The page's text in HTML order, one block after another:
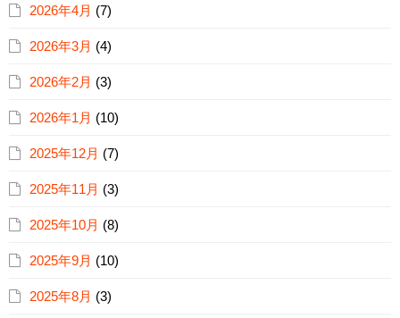
2026年4月 (7)
2026年3月 (4)
2026年2月 (3)
2026年1月 (10)
2025年12月 (7)
2025年11月 (3)
2025年10月 (8)
2025年9月 (10)
2025年8月 (3)